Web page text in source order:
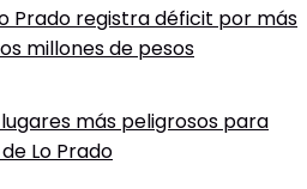
Prado registra déficit por más
millones de pesos
lugares más peligrosos para
Lo Prado